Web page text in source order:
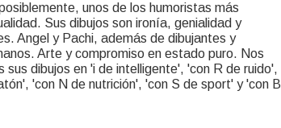
unos de los humoristas más
Sus dibujos son ironía, genialidad y
Angel y Pachi, además de dibujantes y
Arte y compromiso en estado puro. Nos
sus dibujos en 'i de intelligente', 'con R de ruido',
'con N de nutrición', 'con S de sport' y 'con B